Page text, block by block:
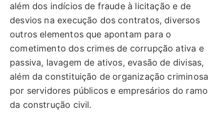
além dos indícios de fraude à licitação e de
desvios na execução dos contratos, diversos
outros elementos que apontam para o
cometimento dos crimes de corrupção ativa e
passiva, lavagem de ativos, evasão de divisas,
além da constituição de organização criminosa
por servidores públicos e empresários do ramo
da construção civil.